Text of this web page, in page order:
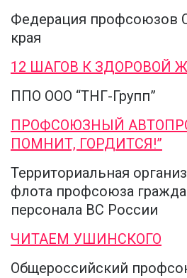
Федерация профсоюзов
края
12 ШАГОВ К ЗДОРОВОЙ
ППО ООО “ТНГ-Групп”
ПРОФСОЮЗНЫЙ
ПОМНИТ, ГОРДИТСЯ!”
Территориальная
флота профсоюза
персонала ВС России
ЧИТАЕМ УШИНСКОГО
Общероссийский